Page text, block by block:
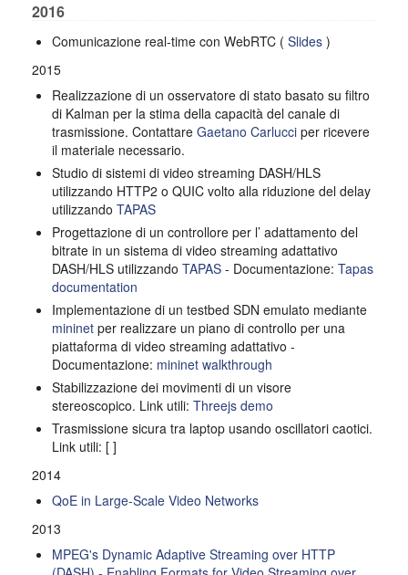
2016
Comunicazione real-time con WebRTC ( Slides)
2015
Realizzazione di un osservatore di stato basato su filtro
di Kalman per la stima della capacità del canale di
trasmissione. ContattareGaetano Carlucciper ricevere
il materiale necessario.
Studio di sistemi di video streaming DASH/HLS
utilizzando HTTP2 o QUIC volto alla riduzione del delay
utilizzandoTAPAS
Progettazione di un controllore per l’ adattamento del
bitrate in un sistema di video streaming adattativo
DASH/HLS utilizzandoTAPAS- Documentazione:Tapas
documentation
Implementazione di un testbed SDN emulato mediante
mininet per realizzare un piano di controllo per una
piattaforma di video streaming adattativo -
Documentazione: mininet walkthrough
Stabilizzazione dei movimenti di un visore
stereoscopico. Link utili:Threejs demo
Trasmissione sicura tra laptop usando oscillatori caotici.
Link utili: [ ]
2014
QoE in Large-Scale Video Networks
2013
MPEG's Dynamic Adaptive Streaming over HTTP